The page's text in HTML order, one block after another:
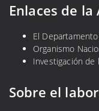
Enlaces de la
El
Organismo
Investigación de
Sobre el